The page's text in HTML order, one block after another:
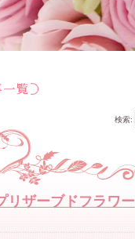
検索:
ザーブドフラワー